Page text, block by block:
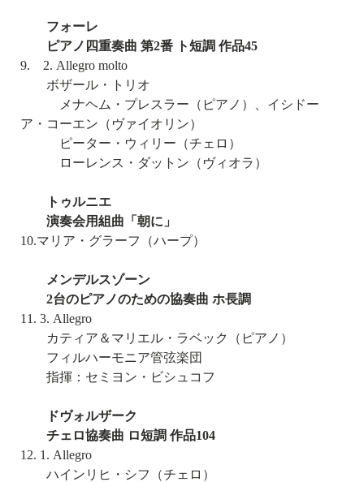
フォーレ
ピアノ四重奏曲 第2番 ト短調 作品45
9. 2. Allegro molto
ボザール・トリオ
メナヘム・プレスラー（ピアノ）、イシドー
ア・コーエン（ヴァイオリン）
ピーター・ウィリー（チェロ）
ローレンス・ダットン（ヴィオラ）
トゥルニエ
演奏会用組曲「朝に」
10.マリア・グラーフ（ハープ）
メンデルスゾーン
2台のピアノのための協奏曲 ホ長調
11. 3. Allegro
カティア＆マリエル・ラベック（ピアノ）
フィルハーモニア管弦楽団
指揮：セミヨン・ビシュコフ
ドヴォルザーク
チェロ協奏曲 ロ短調 作品104
12. 1. Allegro
ハインリヒ・シフ（チェロ）